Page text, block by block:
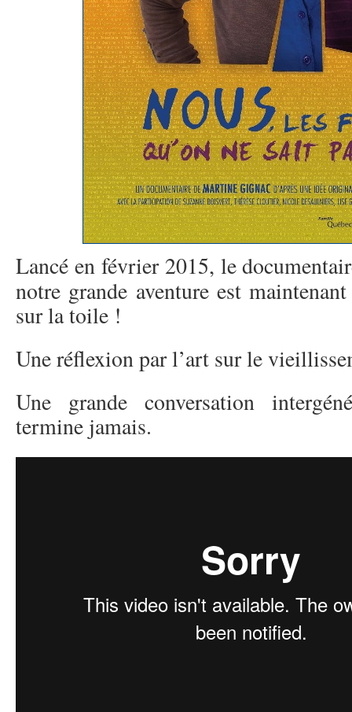
Lancé en février 2015, le
notre grande aventure est
sur la toile !
Une réflexion par l’art sur le
Une grande conversation
termine jamais.